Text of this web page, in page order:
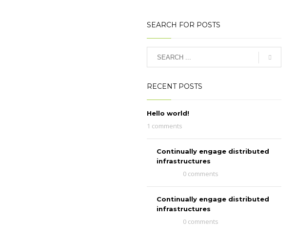
SEARCH FOR POSTS
RECENT POSTS
Hello world!
1 comments
Continually engage distributed
infrastructures
0 comments
Continually engage distributed
infrastructures
0 comments